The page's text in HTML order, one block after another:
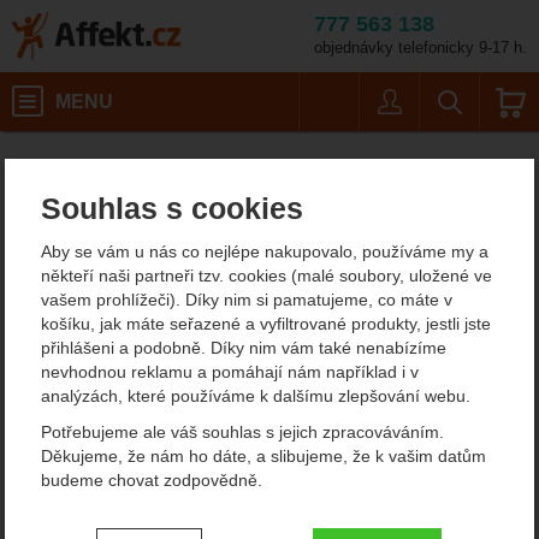
Souhlas s cookies
Aby se vám u nás co nejlépe nakupovalo, používáme my a
někteří naši partneři tzv. cookies (malé soubory, uložené ve
vašem prohlížeči). Díky nim si pamatujeme, co máte v
košíku, jak máte seřazené a vyfiltrované produkty, jestli jste
přihlášeni a podobně. Díky nim vám také nenabízíme
nevhodnou reklamu a pomáhají nám například i v
analýzách, které používáme k dalšímu zlepšování webu.
Potřebujeme ale váš souhlas s jejich zpracováváním.
Děkujeme, že nám ho dáte, a slibujeme, že k vašim datům
budeme chovat zodpovědně.
Nastavení souhlasů s kategoriemi
777 563 138
objednávky telefonicky 9-17 h.
MENU
Outdoorová obuv, nepromokavé boty TrekMates
Trekmates - nepromokavé
návleky
Pokud hledáte kvalitní návleky na trekovou obuv, můžeme vám
doporučit goretexové návleky Trekmates. Firma Gore neposkytuje
svůj materiál každému výrobci, ale pouze prověřeným firmám,
které zaručí splnění jejich požadavků. Díky tomu se můžete
spolehnout u goretexu na vysoký standard.
Zobrazit více